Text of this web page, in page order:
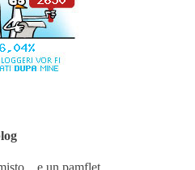
e un pamflet.